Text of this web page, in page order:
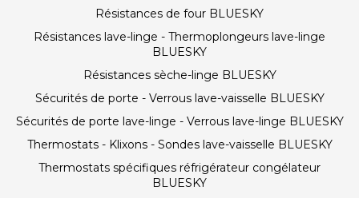
Résistances de four BLUESKY
Résistances lave-linge - Thermoplongeurs lave-linge
BLUESKY
Résistances sèche-linge BLUESKY
Sécurités de porte - Verrous lave-vaisselle BLUESKY
Sécurités de porte lave-linge - Verrous lave-linge BLUESKY
Thermostats - Klixons - Sondes lave-vaisselle BLUESKY
Thermostats spécifiques réfrigérateur congélateur
BLUESKY